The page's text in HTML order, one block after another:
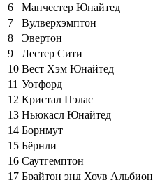
6
Манчестер Юнайтед
7
Вулверхэмптон
8
Эвертон
9
Лестер Сити
10 Вест Хэм Юнайтед
11 Уотфорд
12 Кристал Пэлас
13 Ньюкасл Юнайтед
14 Борнмут
15 Бёрнли
16 Саутгемптон
17 Брайтон энд Хоув Альбион